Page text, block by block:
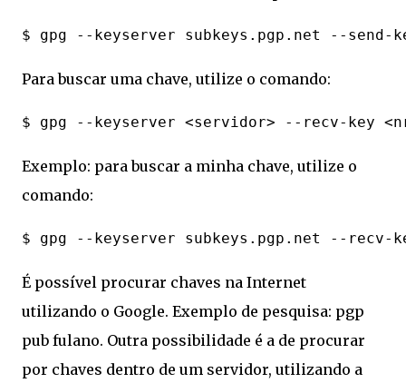
Para buscar uma chave, utilize o comando:
Exemplo: para buscar a minha chave, utilize o
comando:
É possível procurar chaves na Internet
utilizando o Google. Exemplo de pesquisa: pgp
pub fulano. Outra possibilidade é a de procurar
por chaves dentro de um servidor, utilizando a